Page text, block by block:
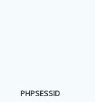
PHPSESSID